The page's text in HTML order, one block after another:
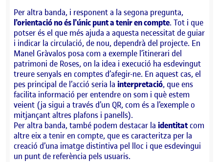
Per altra banda, i responent a la segona pregunta,
l’orientació no és l’únic punt a tenir en compte. Tot i que
potser és el que més ajuda a aquesta necessitat de guiar
i indicar la circulació, de nou, dependrà del projecte. En
Manel Gràvalos posa com a exemple l’itinerari del
patrimoni de Roses, on la idea i execució ha esdevingut
treure senyals en comptes d’afegir-ne. En aquest cas, el
pes principal de l’acció seria la interpretació, que ens
facilita informació per entendre on som i què estem
veient (ja sigui a través d’un QR, com és a l’exemple o
mitjançant altres plafons i panells).
Per altra banda, també podem destacar la identitatcom
altre eix a tenir en compte, que es caracteritza per la
creació d’una imatge distintiva pel lloc i que esdevingui
un punt de referència pels usuaris.